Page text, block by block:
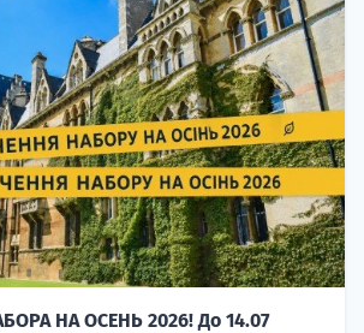
НА ОСЕНЬ 2026! До 14.07